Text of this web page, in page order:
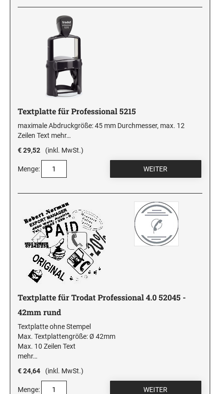
Textplatte für Professional 5215
maximale Abdruckgröße: 45 mm Durchmesser, max. 12
Zeilen Text mehr…
€ 29,52
(inkl. MwSt.)
Menge:
Textplatte für Trodat Professional 4.0 52045 -
42mm rund
Textplatte ohne Stempel
Max. Textplattengröße: Ø 42mm
Max. 10 Zeilen Text
mehr…
€ 24,64
(inkl. MwSt.)
Menge: